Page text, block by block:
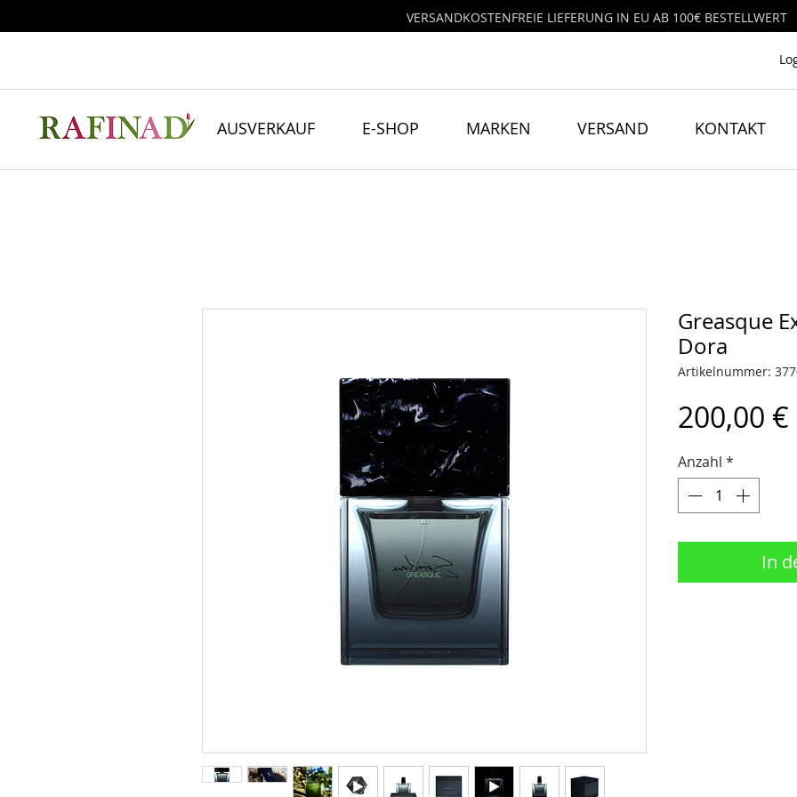
VERSANDKOSTENFREIE LIEFERUNG IN EU AB 100€ BESTELLWERT
AUSVERKAUF E-SHOP MARKEN VERSAND KONTAKT
Greasque
Dora
Artikelnummer:
200,00 €
Anzahl *
In